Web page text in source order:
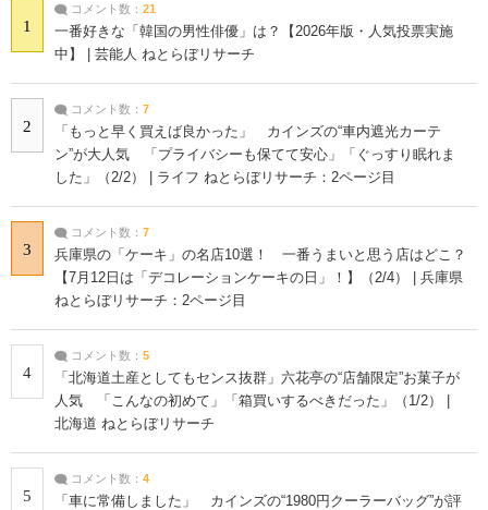
1
コメント数： 21
一番好きな「韓国の男性俳優」は？【2026年版・人気投票実施
中】 | 芸能人 ねとらぼリサーチ
2
コメント数： 7
「もっと早く買えば良かった」 カインズの“車内遮光カーテ
ン”が大人気 「プライバシーも保てて安心」「ぐっすり眠れま
した」（2/2） | ライフ ねとらぼリサーチ：2ページ目
3
コメント数： 7
兵庫県の「ケーキ」の名店10選！ 一番うまいと思う店はどこ？
【7月12日は「デコレーションケーキの日」！】（2/4） | 兵庫県
ねとらぼリサーチ：2ページ目
4
コメント数： 5
「北海道土産としてもセンス抜群」六花亭の“店舗限定”お菓子が
人気 「こんなの初めて」「箱買いするべきだった」（1/2） |
北海道 ねとらぼリサーチ
5
コメント数： 4
「車に常備しました」 カインズの“1980円クーラーバッグ”が評